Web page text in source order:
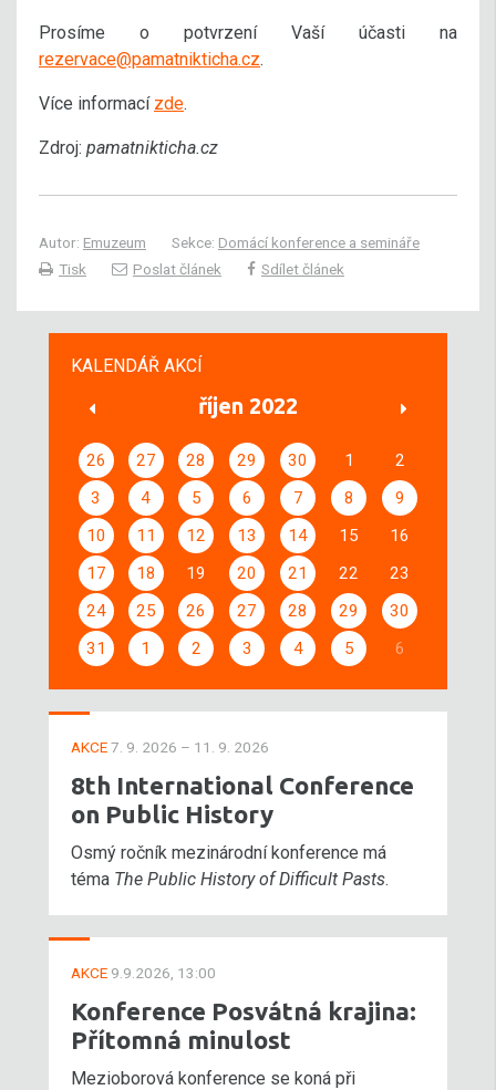
Prosíme o potvrzení Vaší účasti na
rezervace@pamatnikticha.cz.
Více informací zde.
Zdroj: pamatnikticha.cz
Autor: Emuzeum Sekce: Domácí konference a semináře
Tisk
Poslat článek Sdílet článek
KALENDÁŘ AKCÍ
říjen 2022
26 27 28 29 30 1
2
3
4 5 6 7 8
9
10
11 12 13 14 15
16
17
18 19 20 21 22
23
24
25 26 27 28 29
30
31
1 2 3 4 5 6
AKCE7. 9. 2026 – 11. 9. 2026
8th International Conference
on Public History
Osmý ročník mezinárodní konference má
téma The Public History of Difficult Pasts.
AKCE 9.9.2026, 13:00
Konference Posvátná krajina:
Přítomná minulost
Mezioborová konference se koná při